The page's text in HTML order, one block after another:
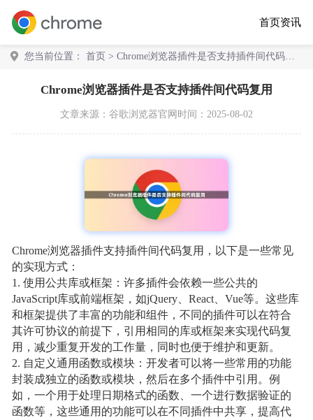
首页资讯
您当前位置： 首页 > Chrome浏览器插件是否支持插件间代码复
Chrome浏览器插件是否支持插件间代码复用
文章来源： 谷歌浏览器官网 时间：2025-08-02
Chrome浏览器插件支持插件间代码复用，以下是一些常见
的实现方式：
1. 使用公共库或框架：许多插件会依赖一些公共的
JavaScript库或前端框架，如jQuery、React、Vue等。这些库
和框架提供了丰富的功能和组件，不同的插件可以在符合
其许可协议的前提下，引用相同的库或框架来实现代码复
用，减少重复开发的工作量，同时也便于维护和更新。
2. 自定义通用函数或模块：开发者可以将一些常用的功能
封装成独立的函数或模块，然后在多个插件中引用。例
如，一个用于处理日期格式的函数、一个进行数据验证的
函数等，这些通用的功能可以在不同插件中共享，提高代